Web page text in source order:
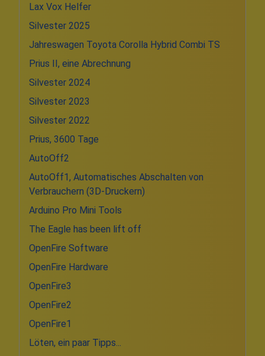
Lax Vox Helfer
Silvester 2025
Jahreswagen Toyota Corolla Hybrid Combi TS
Prius II, eine Abrechnung
Silvester 2024
Silvester 2023
Silvester 2022
Prius, 3600 Tage
AutoOff2
AutoOff1, Automatisches Abschalten von
Verbrauchern (3D-Druckern)
Arduino Pro Mini Tools
The Eagle has been lift off
OpenFire Software
OpenFire Hardware
OpenFire3
OpenFire2
OpenFire1
Löten, ein paar Tipps...